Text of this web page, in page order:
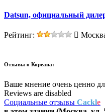
Datsun, официальный
Рейтинг:
Отзывы о Кореана:
Ваше мнение очень ценно
Reviews are disabled
Социальные отзывы Cackle